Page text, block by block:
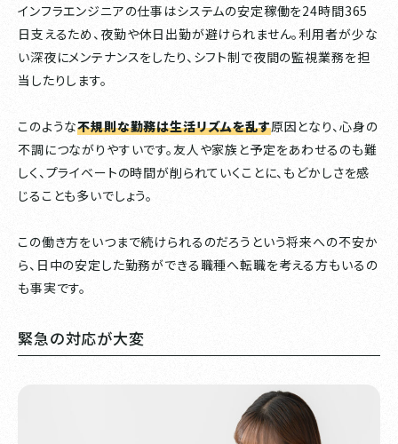
インフラエンジニアの仕事はシステムの安定稼働を24時間365
日支えるため、夜勤や休日出勤が避けられません。利用者が少な
い深夜にメンテナンスをしたり、シフト制で夜間の監視業務を担
当したりします。
このような不規則な勤務は生活リズムを乱す原因となり、心身の
不調につながりやすいです。友人や家族と予定をあわせるのも難
しく、プライベートの時間が削られていくことに、もどかしさを感
じることも多いでしょう。
この働き方をいつまで続けられるのだろうという将来への不安か
ら、日中の安定した勤務ができる職種へ転職を考える方もいるの
も事実です。
緊急の対応が大変